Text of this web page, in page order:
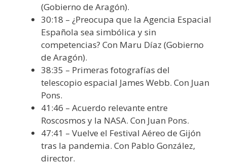
(Gobierno de Aragón).
30:18 – ¿Preocupa que la Agencia Espacial
Española sea simbólica y sin
competencias? Con Maru Díaz (Gobierno
de Aragón).
38:35 – Primeras fotografías del
telescopio espacial James Webb. Con Juan
Pons.
41:46 – Acuerdo relevante entre
Roscosmos y la NASA. Con Juan Pons.
47:41 – Vuelve el Festival Aéreo de Gijón
tras la pandemia. Con Pablo González,
director.